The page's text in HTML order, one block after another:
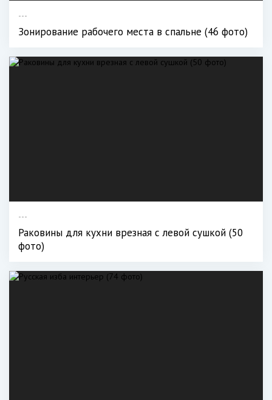
---
Зонирование рабочего места в спальне (46 фото)
---
Раковины для кухни врезная с левой сушкой (50
фото)